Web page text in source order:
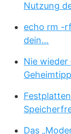
Nutzung
echo rm -
dein…
Nie
Das